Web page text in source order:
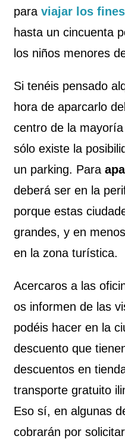
paraviajar los
hasta un cincuenta
los niños menores
Si tenéis pensado
hora de aparcarlo
centro de la
sólo existe la
un parking. Para
deberá ser en la
porque estas
grandes, y en
en la zona turística.
Acercaros a las
os informen de las
podéis hacer en la
descuento que
descuentos en
transporte gratuito
Eso sí, en algunas
cobrarán por